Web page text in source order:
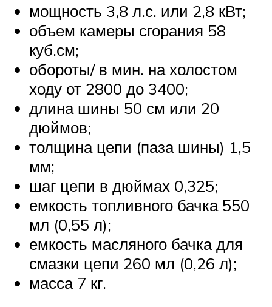
мощность 3,8 л.с. или 2,8 кВт;
объем камеры сгорания 58
куб.см;
обороты/ в мин. на холостом
ходу от 2800 до 3400;
длина шины 50 см или 20
дюймов;
толщина цепи (паза шины) 1,5
мм;
шаг цепи в дюймах 0,325;
емкость топливного бачка 550
мл (0,55 л);
емкость масляного бачка для
смазки цепи 260 мл (0,26 л);
масса 7 кг.